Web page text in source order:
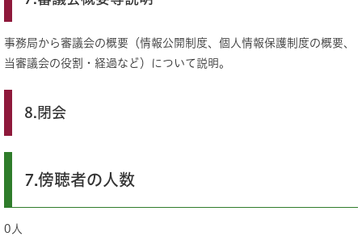
事務局から審議会の概要（情報公開制度、個人情報保護制度の概要、
当審議会の役割・経過など）について説明。
8.閉会
7.傍聴者の人数
0人